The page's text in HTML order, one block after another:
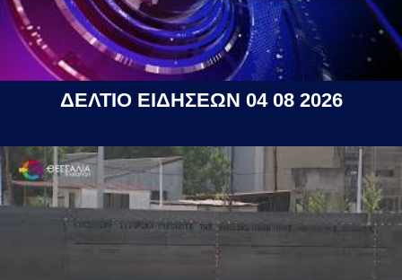
ΔΕΛΤΙΟ ΕΙΔΗΣΕΩΝ 04 08 2026